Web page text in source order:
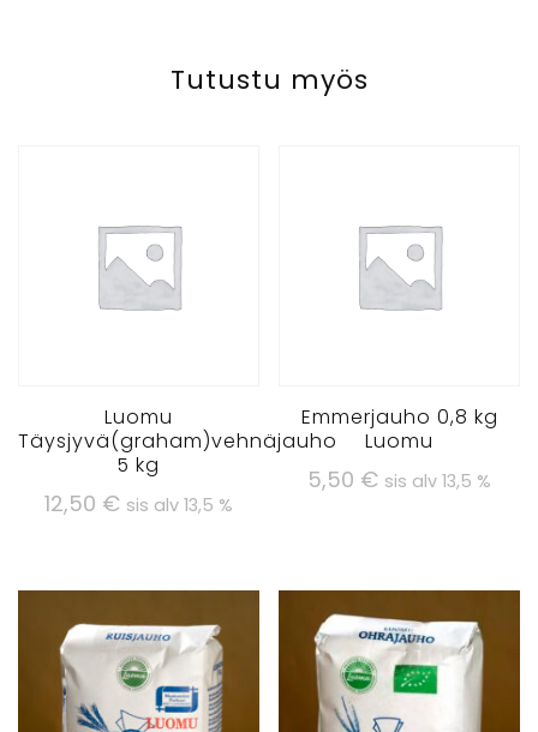
Tutustu myös
Luomu
Täysjyvä(graham)vehnäjauho
5 kg
12,50 € sis alv 13,5 %
Emmerjauho 0,8 kg
Luomu
5,50 € sis alv 13,5 %